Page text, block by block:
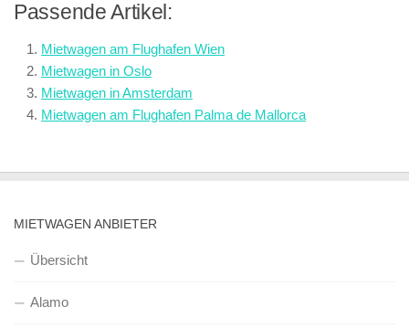
Passende Artikel:
Mietwagen am Flughafen Wien
Mietwagen in Oslo
Mietwagen in Amsterdam
Mietwagen am Flughafen Palma de Mallorca
MIETWAGEN ANBIETER
Übersicht
Alamo